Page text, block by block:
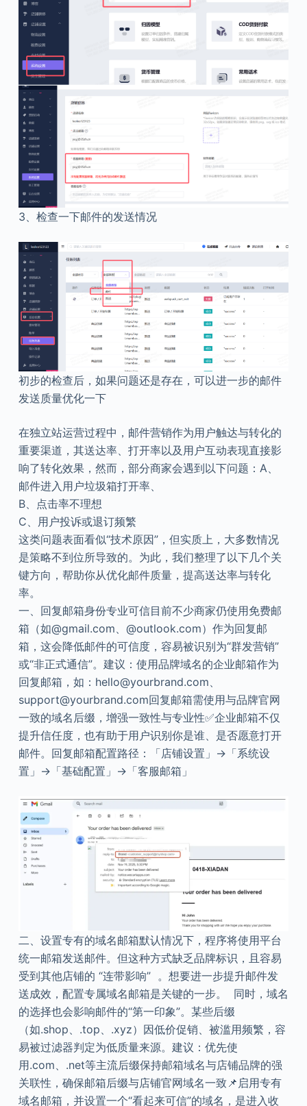
3、检查一下邮件的发送情况
初步的检查后，如果问题还是存在，可以进一步的邮件
发送质量优化一下
在独立站运营过程中，邮件营销作为用户触达与转化的
重要渠道，其送达率、打开率以及用户互动表现直接影
响了转化效果，然而，部分商家会遇到以下问题：A、
邮件进入用户垃圾箱打开率、
B、点击率不理想
C、用户投诉或退订频繁
这类问题表面看似“技术原因”，但实质上，大多数情况
是策略不到位所导致的。为此，我们整理了以下几个关
键方向，帮助你从优化邮件质量，提高送达率与转化
率。
一、回复邮箱身份专业可信目前不少商家仍使用免费邮
箱（如@gmail.com、@outlook.com）作为回复邮
箱，这会降低邮件的可信度，容易被识别为“群发营销”
或“非正式通信”。建议：使用品牌域名的企业邮箱作为
回复邮箱，如：hello@yourbrand.com、
support@yourbrand.com回复邮箱需使用与品牌官网
一致的域名后缀，增强一致性与专业性✅企业邮箱不仅
提升信任度，也有助于用户识别你是谁、是否愿意打开
邮件。回复邮箱配置路径：「店铺设置」→「系统设
置」→「基础配置」→「客服邮箱」
二、设置专有的域名邮箱默认情况下，程序将使用平台
统一邮箱发送邮件。但这种方式缺乏品牌标识，且容易
受到其他店铺的 “连带影响” 。想要进一步提升邮件发
送成效，配置专属域名邮箱是关键的一步。 同时，域名
的选择也会影响邮件的“第一印象”。某些后缀
（如.shop、.top、.xyz）因低价促销、被滥用频繁，容
易被过滤器判定为低质量来源。建议：优先使
用.com、.net等主流后缀保持邮箱域名与店铺品牌的强
关联性，确保邮箱后缀与店铺官网域名一致📌启用专有
域名邮箱，并设置一个“看起来可信”的域名，是进入收